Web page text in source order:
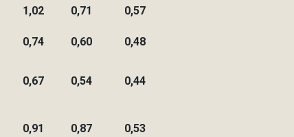
1,02 0,71 0,57
0,74 0,60 0,48
0,67 0,54 0,44
0,91 0,87 0,53